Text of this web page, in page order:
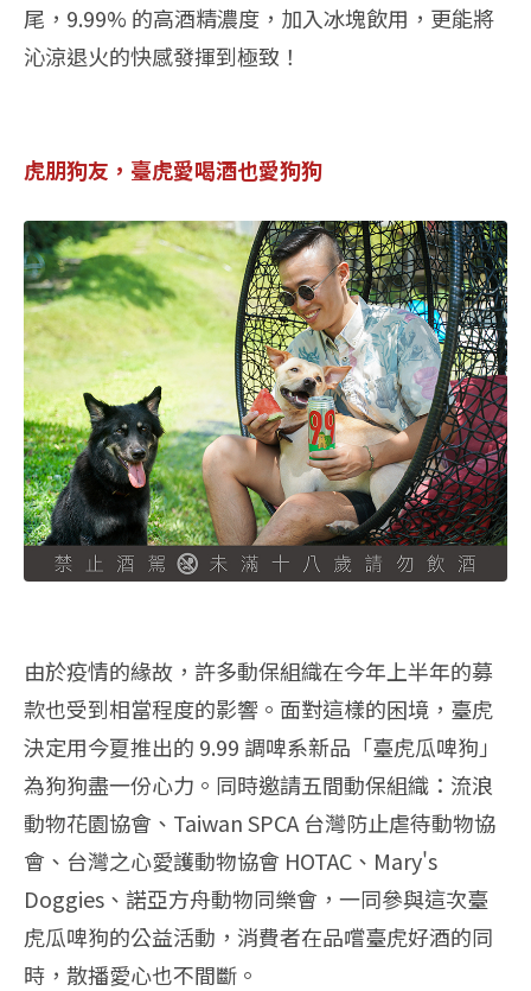
尾，9.99% 的高酒精濃度，加入冰塊飲用，更能將
沁涼退火的快感發揮到極致！
虎朋狗友，臺虎愛喝酒也愛狗狗
由於疫情的緣故，許多動保組織在今年上半年的募
款也受到相當程度的影響。面對這樣的困境，臺虎
決定用今夏推出的 9.99 調啤系新品「臺虎瓜啤狗」
為狗狗盡一份心力。同時邀請五間動保組織：流浪
動物花園協會、Taiwan SPCA 台灣防止虐待動物協
會、台灣之心愛護動物協會 HOTAC、Mary's
Doggies、諾亞方舟動物同樂會，一同參與這次臺
虎瓜啤狗的公益活動，消費者在品嚐臺虎好酒的同
時，散播愛心也不間斷。